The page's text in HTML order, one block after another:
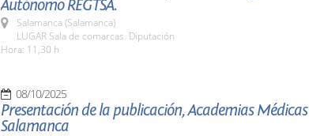
Autónomo REGTSA.
Salamanca (Salamanca)
LUGAR Sala de comarcas. Diputación
Hora: 11,30 h
08/10/2025
Presentación de la publicación, Academias
Salamanca